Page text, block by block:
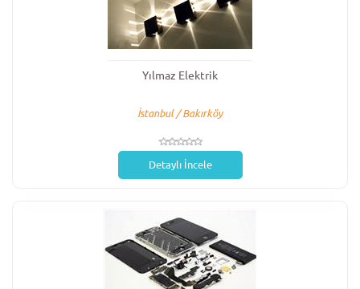
Yılmaz Elektrik
İstanbul / Bakırköy
Detaylı İncele